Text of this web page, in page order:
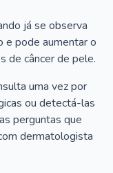
já se observa
e pode aumentar o
de câncer de pele.
uma vez por
ou detectá-las
perguntas que
dermatologista